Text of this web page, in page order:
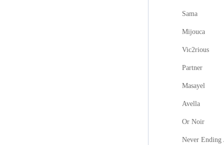
Sama
Mijouca
Vic2rious
Partner
Masayel
Avella
Or Noir
Never Ending